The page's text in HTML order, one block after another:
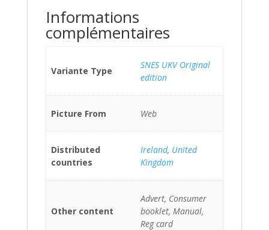
Informations
complémentaires
Variante Type
SNES UKV Original
edition
Picture From Web
Distributed
countries
Ireland, United
Kingdom
Other content
Advert, Consumer
booklet, Manual,
Reg card